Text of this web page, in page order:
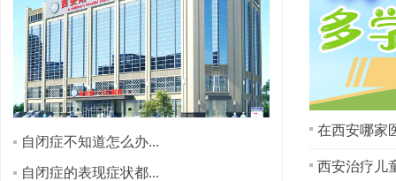
自闭症不知道怎么办...
自闭症的表现症状都...
在西安哪家
西安治疗儿